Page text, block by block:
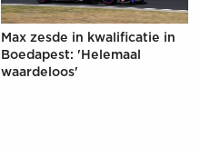
Max zesde in kwalificatie in
Boedapest: 'Helemaal
waardeloos'